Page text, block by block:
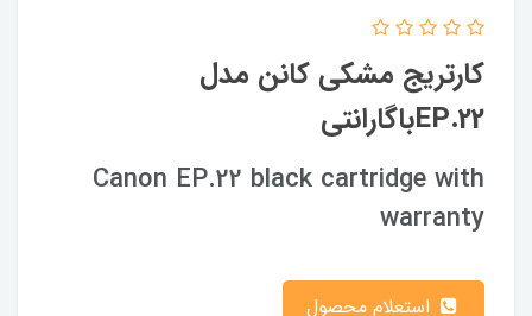
کارتریج مشکی کانن مدل
EP.22باگارانتی
Canon EP.22 black cartridge with
warranty